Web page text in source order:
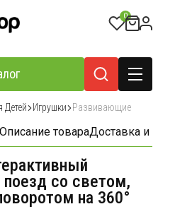
0
Игрушки Развивающие
товараДоставка и оплата
поезд со светом,
на 360°